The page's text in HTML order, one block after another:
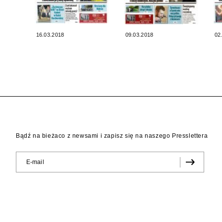
16.03.2018 09.03.2018
Bądź na bieżaco z newsami i zapisz się na naszego Presslettera